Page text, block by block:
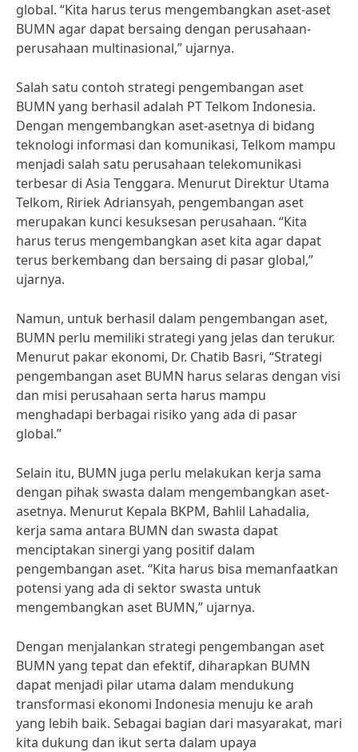
global. “Kita harus terus mengembangkan aset-aset
BUMN agar dapat bersaing dengan perusahaan-
perusahaan multinasional,” ujarnya.
Salah satu contoh strategi pengembangan aset
BUMN yang berhasil adalah PT Telkom Indonesia.
Dengan mengembangkan aset-asetnya di bidang
teknologi informasi dan komunikasi, Telkom mampu
menjadi salah satu perusahaan telekomunikasi
terbesar di Asia Tenggara. Menurut Direktur Utama
Telkom, Ririek Adriansyah, pengembangan aset
merupakan kunci kesuksesan perusahaan. “Kita
harus terus mengembangkan aset kita agar dapat
terus berkembang dan bersaing di pasar global,”
ujarnya.
Namun, untuk berhasil dalam pengembangan aset,
BUMN perlu memiliki strategi yang jelas dan terukur.
Menurut pakar ekonomi, Dr. Chatib Basri, “Strategi
pengembangan aset BUMN harus selaras dengan visi
dan misi perusahaan serta harus mampu
menghadapi berbagai risiko yang ada di pasar
global.”
Selain itu, BUMN juga perlu melakukan kerja sama
dengan pihak swasta dalam mengembangkan aset-
asetnya. Menurut Kepala BKPM, Bahlil Lahadalia,
kerja sama antara BUMN dan swasta dapat
menciptakan sinergi yang positif dalam
pengembangan aset. “Kita harus bisa memanfaatkan
potensi yang ada di sektor swasta untuk
mengembangkan aset BUMN,” ujarnya.
Dengan menjalankan strategi pengembangan aset
BUMN yang tepat dan efektif, diharapkan BUMN
dapat menjadi pilar utama dalam mendukung
transformasi ekonomi Indonesia menuju ke arah
yang lebih baik. Sebagai bagian dari masyarakat, mari
kita dukung dan ikut serta dalam upaya